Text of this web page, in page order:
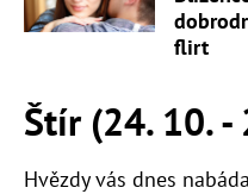
flirt
Štír (24. 10. -
Hvězdy vás dnes